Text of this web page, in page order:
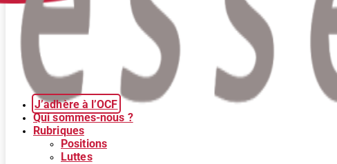
J’adhère à l’OCF
Qui sommes-nous ?
Rubriques
Positions
Luttes